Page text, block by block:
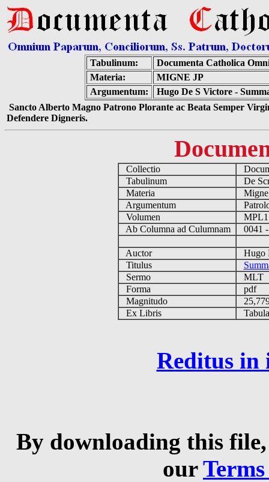
Tabulinum:
Documenta Catholica
Materia:
MIGNE JP
Argumentum:
Hugo De S Victore -
Sancto Alberto Magno Patrono Plorante ac Beata Semper
Defendere Digneris.
Collectio
Tabulinum
De
Materia
Argumentum
Volumen
Ab Columna ad Culumnam
0041
Auctor
Hugo
Titulus
Sermo
MLT
Forma
pdf
Magnitudo
Ex Libris
Reditus in
By downloading this
our